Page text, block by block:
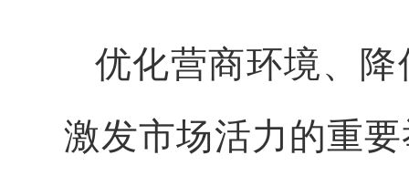
优化营商环境、
激发市场活力的重